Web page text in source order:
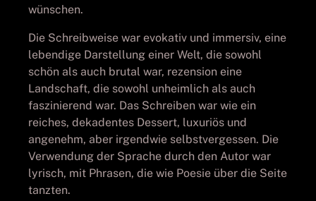
wünschen.
Die Schreibweise war evokativ und immersiv, eine
lebendige Darstellung einer Welt, die sowohl
schön als auch brutal war, rezension eine
Landschaft, die sowohl unheimlich als auch
faszinierend war. Das Schreiben war wie ein
reiches, dekadentes Dessert, luxuriös und
angenehm, aber irgendwie selbstvergessen. Die
Verwendung der Sprache durch den Autor war
lyrisch, mit Phrasen, die wie Poesie über die Seite
tanzten.